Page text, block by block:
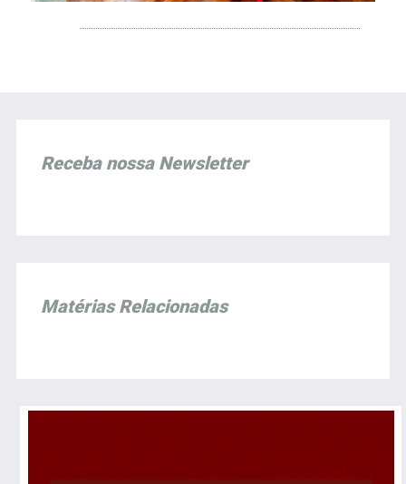
Receba nossa Newsletter
Matérias Relacionadas